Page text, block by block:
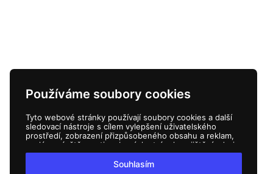
Používáme soubory cookies
Tyto webové stránky používají soubory cookies a další
sledovací nástroje s cílem vylepšení uživatelského
prostředí, zobrazení přizpůsobeného obsahu a reklam,
analýzy návštěvnosti webových stránek a zjištění zdroje
návštěvnosti.
Souhlasím